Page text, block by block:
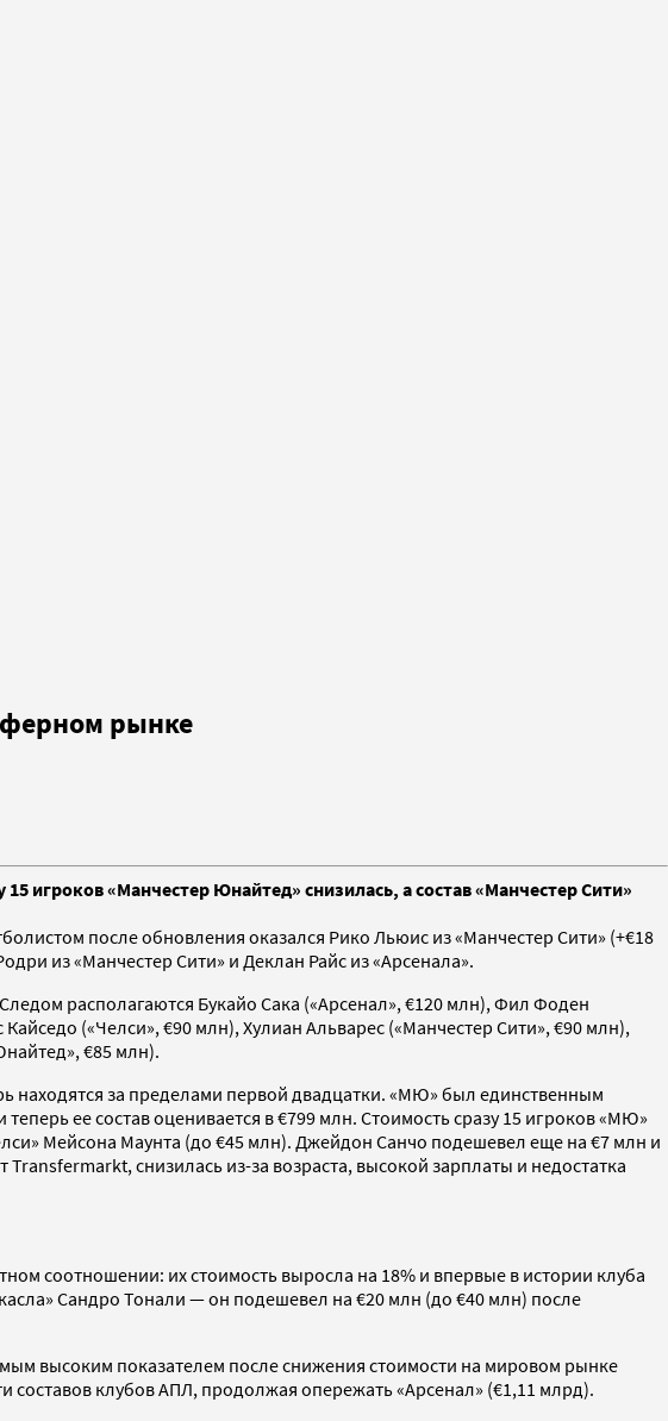
рынке
игроков «Манчестер Юнайтед» снизилась, а состав «Манчестер Сити»
после обновления оказался Рико Льюис из «Манчестер Сити» (+€18
из «Манчестер Сити» и Деклан Райс из «Арсенала».
располагаются Букайо Сака («Арсенал», €120 млн), Фил Фоден
(«Челси», €90 млн), Хулиан Альварес («Манчестер Сити», €90 млн),
€85 млн).
за пределами первой двадцатки. «МЮ» был единственным
ее состав оценивается в €799 млн. Стоимость сразу 15 игроков «МЮ»
Мейсона Маунта (до €45 млн). Джейдон Санчо подешевел еще на €7 млн и
снизилась из-за возраста, высокой зарплаты и недостатка
соотношении: их стоимость выросла на 18% и впервые в истории клуба
Сандро Тонали — он подешевел на €20 млн (до €40 млн) после
высоким показателем после снижения стоимости на мировом рынке
составов клубов АПЛ, продолжая опережать «Арсенал» (€1,11 млрд).